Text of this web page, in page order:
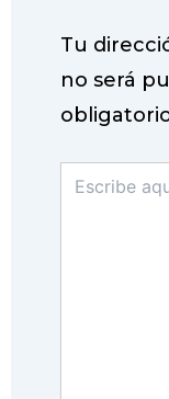
Tu
no será
Escribe
aquí...